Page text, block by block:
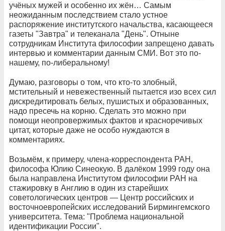
учёных мужей и особенно их жён… Самым
неожиданным последствием стало устное
распоряжение институтского начальства, касающееся
газеты "Завтра" и телеканала "День". Отныне
сотрудникам Института философии запрещено давать
интервью и комментарии данным СМИ. Вот это по-
нашему, по-либеральному!
Думаю, разговоры о том, что кто-то злобный,
мстительный и невежественный пытается изо всех сил
дискредитировать белых, пушистых и образованных,
надо пресечь на корню. Сделать это можно при
помощи неопровержимых фактов и красноречивых
цитат, которые даже не особо нуждаются в
комментариях.
Возьмём, к примеру, члена-корреспондента РАН,
философа Юлию Синеокую. В далёком 1999 году она
была направлена Институтом философии РАН на
стажировку в Англию в один из старейших
советологических центров — Центр российских и
восточноевропейских исследований Бирмингемского
университета. Тема: "Проблема национальной
идентификации России".